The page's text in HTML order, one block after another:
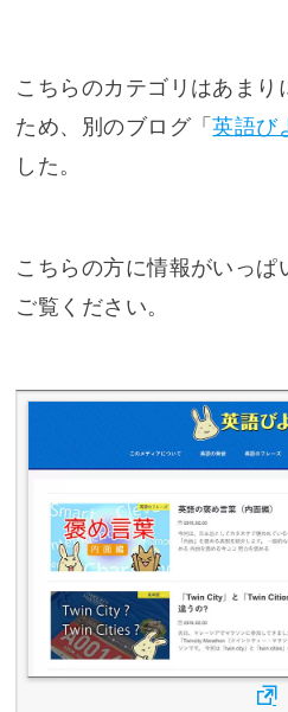
こちらのカテゴリはあまり
ため、別のブログ「英語び
した。
こちらの方に情報がいっぱ
ご覧ください。